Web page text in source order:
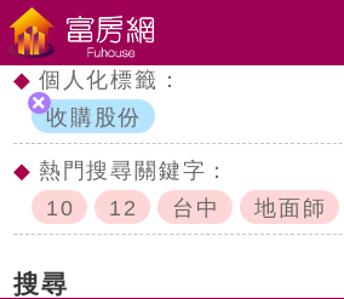
◆ 個人化標籤：
收購股份
◆ 熱門搜尋關鍵字：
10
12 台中 地面師
搜尋